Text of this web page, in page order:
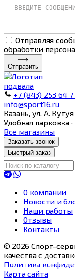
Отправляя
обработки
Отправить
+7 (843) 253 64
info@sport16.ru
Казань, ул. А.
Удобная парковка
Все магазины
Заказать звонок
Быстрый заказ
О компании
Новости и
Наши работы
Отзывы
Контакты
© 2026 Спорт-
качества с
Политика
Карта сайта